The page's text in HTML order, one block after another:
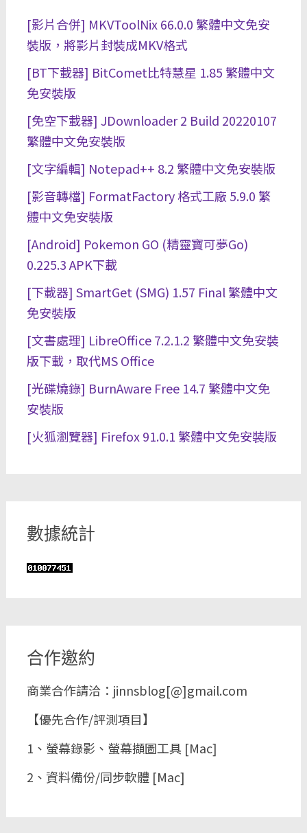
[影片合併] MKVToolNix 66.0.0 繁體中文免安
裝版，將影片封裝成MKV格式
[BT下載器] BitComet比特慧星 1.85 繁體中文
免安裝版
[免空下載器] JDownloader 2 Build 20220107
繁體中文免安裝版
[文字編輯] Notepad++ 8.2 繁體中文免安裝版
[影音轉檔] FormatFactory 格式工廠 5.9.0 繁
體中文免安裝版
[Android] Pokemon GO (精靈寶可夢Go)
0.225.3 APK下載
[下載器] SmartGet (SMG) 1.57 Final 繁體中文
免安裝版
[文書處理] LibreOffice 7.2.1.2 繁體中文免安裝
版下載，取代MS Office
[光碟燒錄] BurnAware Free 14.7 繁體中文免
安裝版
[火狐瀏覽器] Firefox 91.0.1 繁體中文免安裝版
數據統計
合作邀約
商業合作請洽：jinnsblog[@]gmail.com
【優先合作/評測項目】
1、螢幕錄影、螢幕擷圖工具 [Mac]
2、資料備份/同步軟體 [Mac]